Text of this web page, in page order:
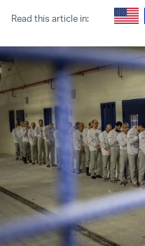
Read this article in: